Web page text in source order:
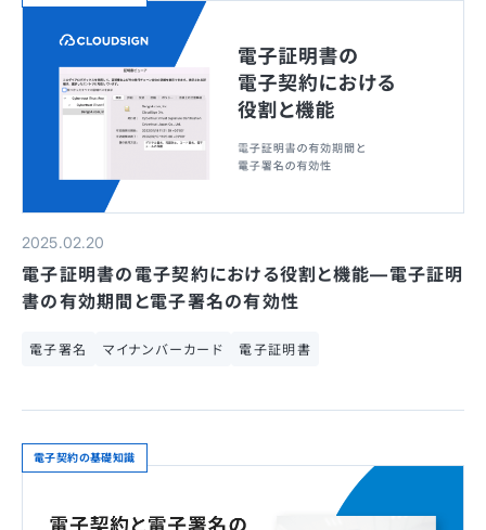
2025.02.20
電子証明書の電子契約における役割と機能—電子証明
書の有効期間と電子署名の有効性
電子署名 マイナンバーカード 電子証明書
電子契約の基礎知識